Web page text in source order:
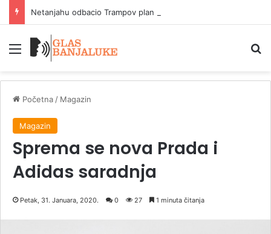
Netanjahu odbacio Trampov plan za Gazu
Meni
Početna / Magazin
Magazin
Sprema se nova Prada i
Adidas saradnja
Petak, 31. Januara, 2020. 0 27 1 minuta čitanja